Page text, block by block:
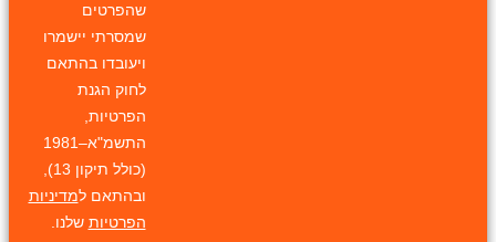
שהפרטים
שמסרתי יישמרו
ויעובדו בהתאם
לחוק הגנת
הפרטיות,
התשמ"א–1981
(כולל תיקון 13),
ובהתאם למדיניות
הפרטיות שלנו.